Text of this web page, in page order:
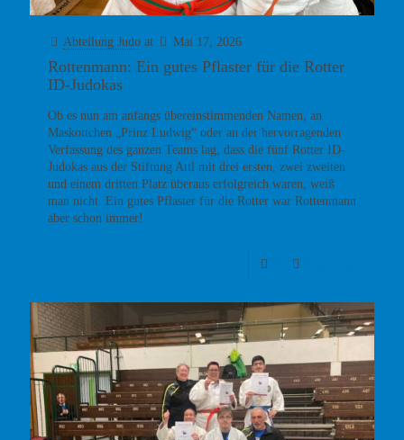
Abteilung Judo at Mai 17, 2026
Rottenmann: Ein gutes Pflaster für die Rotter
ID-Judokas
Ob es nun am anfangs übereinstimmenden Namen, an
Maskottchen „Prinz Ludwig“ oder an der hervorragenden
Verfassung des ganzen Teams lag, dass die fünf Rotter ID-
Judokas aus der Stiftung Attl mit drei ersten, zwei zweiten
und einem dritten Platz überaus erfolgreich waren, weiß
man nicht. Ein gutes Pflaster für die Rotter war Rottenmann
aber schon immer!